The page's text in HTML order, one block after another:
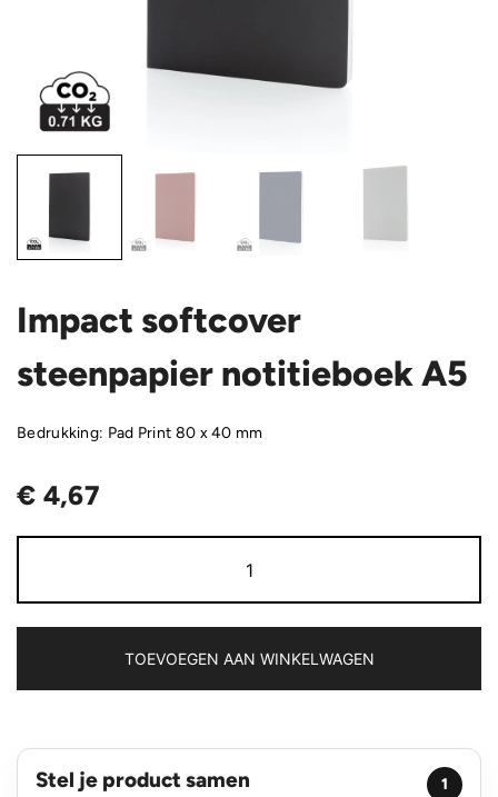
Impact softcover
steenpapier notitieboek A5
Bedrukking: Pad Print 80 x 40 mm
€ 4,67
softcover
A5
aantal
TOEVOEGEN AAN WINKELWAGEN
Stel je product samen 1